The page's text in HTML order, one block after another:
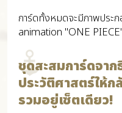
การ์ดทั้งหมดจะมีภาพประ
animation "ONE
ชุดสะสมการ์ดจา
ประวัติศาสตร์ให้
รวมอยู่เซ็ตเดียว!